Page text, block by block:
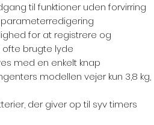
til funktioner uden forvirring
parameterredigering
for at registrere og
ofte brugte lyde
med en enkelt knap
modellen vejer kun 3,8 kg,
der giver op til syv timers